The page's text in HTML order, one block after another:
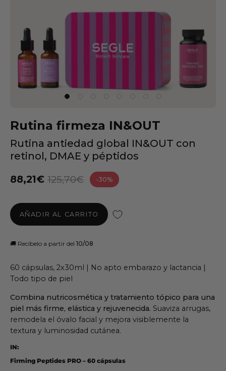
Rutina firmeza IN&OUT
Rutina antiedad global IN&OUT con
retinol, DMAE y péptidos
88,21€ 125,70€ -30%
AÑADIR AL CARRITO
🚚 Recíbelo a partir del 10/08
60 cápsulas, 2x30ml | No apto embarazo y lactancia |
Todo tipo de piel
Combina nutricosmética y tratamiento tópico para una
piel más firme, elástica y rejuvenecida. Suaviza arrugas,
remodela el óvalo facial y mejora visiblemente la
textura y luminosidad cutánea.
IN:
Firming Peptides PRO – 60 cápsulas